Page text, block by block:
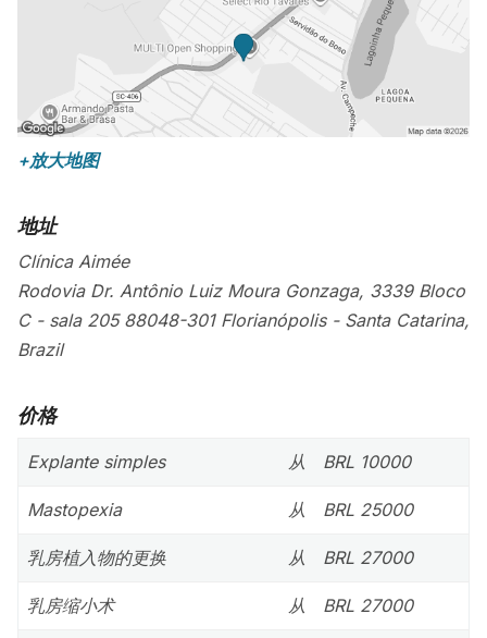
+放大地图
地址
Clínica Aimée
Rodovia Dr. Antônio Luiz Moura Gonzaga, 3339 Bloco
C - sala 205 88048-301 Florianópolis - Santa Catarina,
Brazil
价格
Explante simples 从 BRL 10000
Mastopexia 从 BRL 25000
乳房植入物的更换 从 BRL 27000
乳房缩小术 从 BRL 27000